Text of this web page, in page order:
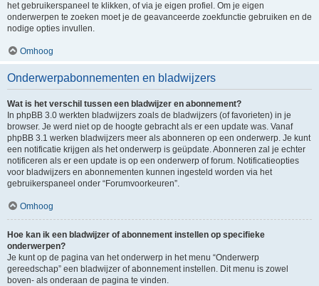
het gebruikerspaneel te klikken, of via je eigen profiel. Om je eigen
onderwerpen te zoeken moet je de geavanceerde zoekfunctie gebruiken en de
nodige opties invullen.
Omhoog
Onderwerpabonnementen en bladwijzers
Wat is het verschil tussen een bladwijzer en abonnement?
In phpBB 3.0 werkten bladwijzers zoals de bladwijzers (of favorieten) in je
browser. Je werd niet op de hoogte gebracht als er een update was. Vanaf
phpBB 3.1 werken bladwijzers meer als abonneren op een onderwerp. Je kunt
een notificatie krijgen als het onderwerp is geüpdate. Abonneren zal je echter
notificeren als er een update is op een onderwerp of forum. Notificatieopties
voor bladwijzers en abonnementen kunnen ingesteld worden via het
gebruikerspaneel onder “Forumvoorkeuren”.
Omhoog
Hoe kan ik een bladwijzer of abonnement instellen op specifieke
onderwerpen?
Je kunt op de pagina van het onderwerp in het menu “Onderwerp
gereedschap” een bladwijzer of abonnement instellen. Dit menu is zowel
boven- als onderaan de pagina te vinden.